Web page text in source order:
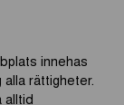
innehas
rättigheter.
alltid